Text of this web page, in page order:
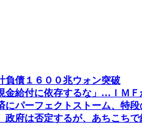
負債１６００兆ウォン突破
金給付に依存するな」…ＩＭ
にパーフェクトストーム、特
政府は否定するが、あちこち